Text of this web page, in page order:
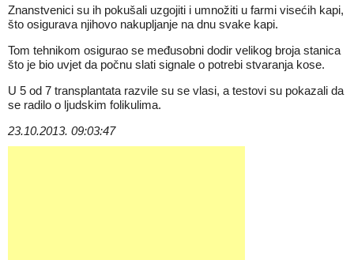
Znanstvenici su ih pokušali uzgojiti i umnožiti u farmi visećih kapi,
što osigurava njihovo nakupljanje na dnu svake kapi.
Tom tehnikom osigurao se međusobni dodir velikog broja stanica
što je bio uvjet da počnu slati signale o potrebi stvaranja kose.
U 5 od 7 transplantata razvile su se vlasi, a testovi su pokazali da
se radilo o ljudskim folikulima.
23.10.2013. 09:03:47